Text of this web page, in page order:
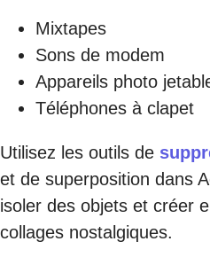
Mixtapes
Sons de modem
Appareils photo
Téléphones à clapet
Utilisez les outils de
et de superposition dans
isoler des objets et créer
collages nostalgiques.